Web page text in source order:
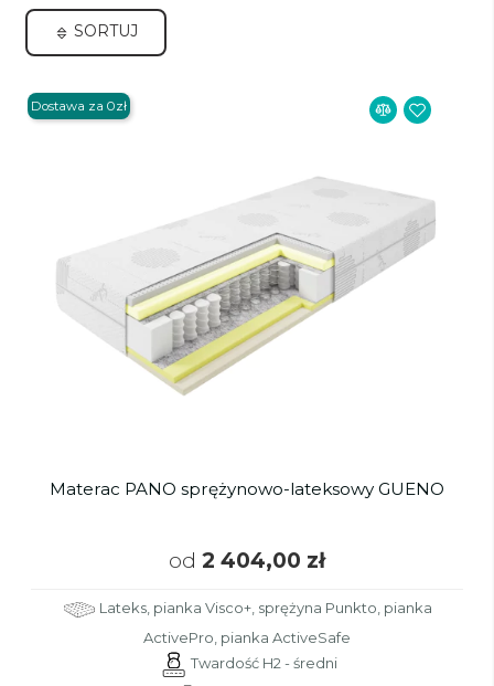
SORTUJ
Materac PANO sprężynowo-lateksowy GUENO
od 2 404,00 zł
Lateks, pianka Visco+, sprężyna Punkto, pianka
ActivePro, pianka ActiveSafe
Twardość H2 - średni
Dostawa za 0zł